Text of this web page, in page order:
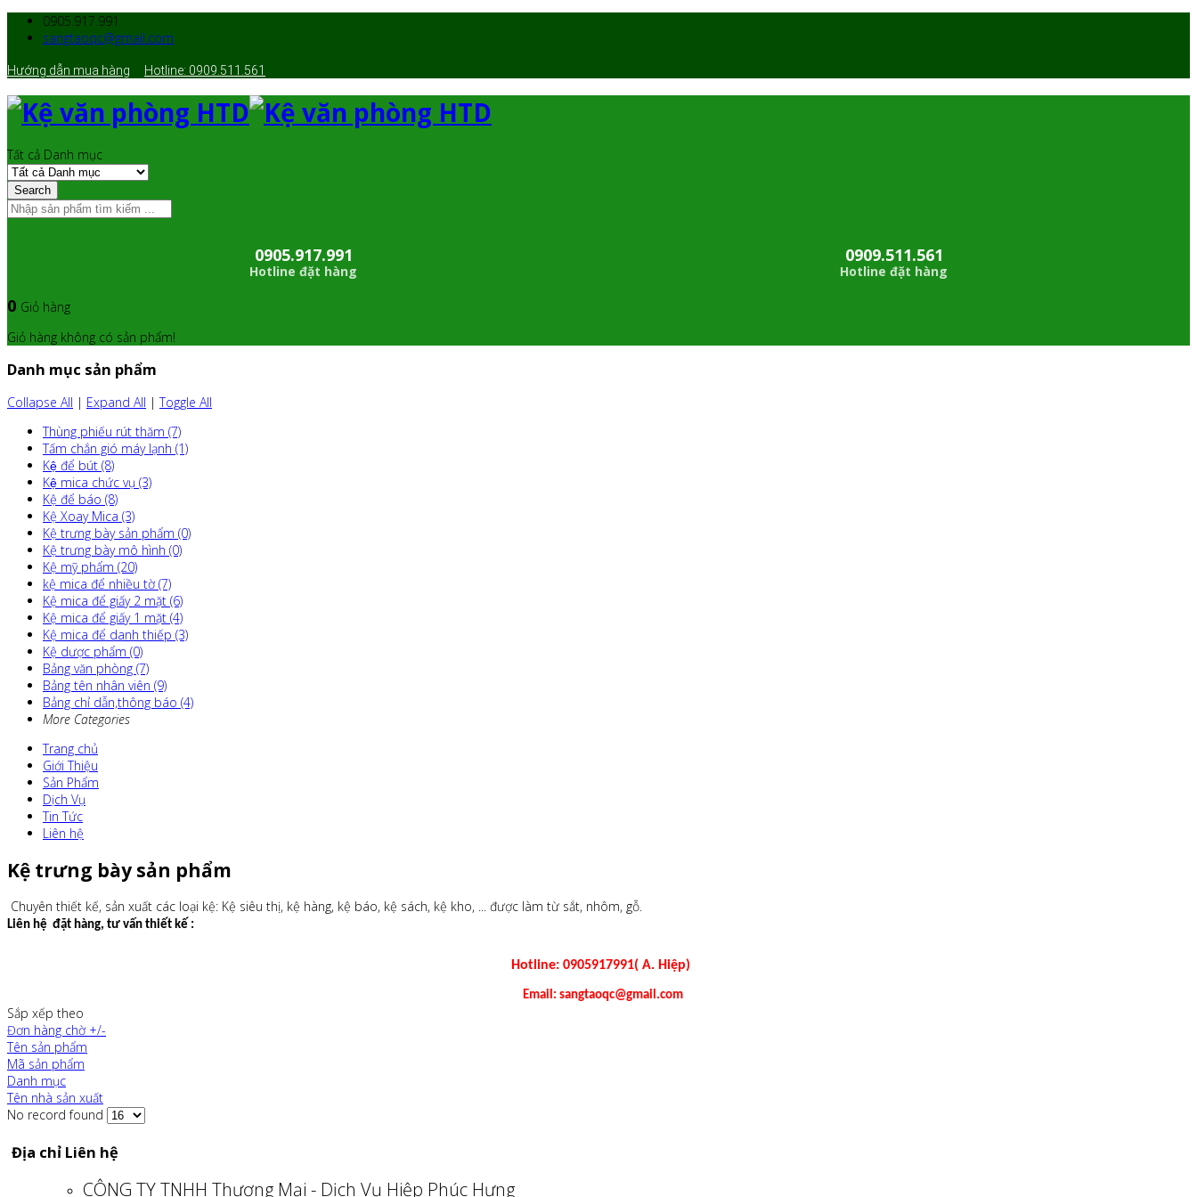
0905.917.991
sangtaoqc@gmail.com
Hướng dẫn mua hàng Hotline: 0909.511.561
Tất cả Danh mục
Search
0905.917.991
Hotline đặt hàng
0909.511.561
Hotline đặt hàng
0 Giỏ hàng
Giỏ hàng không có sản phẩm!
Danh mục sản phẩm
Collapse All | Expand All |Toggle All
Thùng phiếu rút thăm (7)
Tấm chắn gió máy lạnh (1)
Kệ để bút (8)
Kệ mica chức vụ (3)
Kệ để báo (8)
Kệ Xoay Mica (3)
Kệ trưng bày sản phẩm (0)
Kệ trưng bày mô hình (0)
Kệ mỹ phẩm (20)
kệ mica để nhiều tờ (7)
Kệ mica để giấy 2 mặt (6)
Kệ mica để giấy 1 mặt (4)
Kệ mica để danh thiếp (3)
Kệ dược phẩm (0)
Bảng văn phòng (7)
Bảng tên nhân viên (9)
Bảng chỉ dẫn,thông báo (4)
More Categories
Trang chủ
Giới Thiệu
Sản Phẩm
Dịch Vụ
Tin Tức
Liên hệ
Kệ trưng bày sản phẩm
Chuyên thiết kế, sản xuất các loại kệ: Kệ siêu thị, kệ hàng, kệ báo, kệ sách, kệ kho, ... được làm từ sắt, nhôm, gỗ.
Liên hệ đặt hàng, tư vấn thiết kế :
Hotline: 0905917991( A. Hiệp)
Email: sangtaoqc@gmail.com
Sắp xếp theo
Đơn hàng chờ +/-
Tên sản phẩm
Mã sản phẩm
Danh mục
Tên nhà sản xuất
No record found
Địa chỉ Liên hệ
CÔNG TY TNHH Thương Mại - Dịch Vụ Hiệp Phúc Hưng